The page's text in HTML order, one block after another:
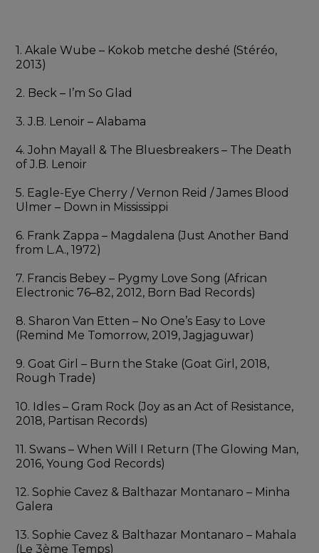
1. Akale Wube – Kokob metche deshé (Stéréo,
2013)
2. Beck – I’m So Glad
3. J.B. Lenoir – Alabama
4. John Mayall & The Bluesbreakers – The Death
of J.B. Lenoir
5. Eagle-Eye Cherry / Vernon Reid / James Blood
Ulmer – Down in Mississippi
6. Frank Zappa – Magdalena (Just Another Band
from L.A., 1972)
7. Francis Bebey – Pygmy Love Song (African
Electronic 76–82, 2012, Born Bad Records)
8. Sharon Van Etten – No One’s Easy to Love
(Remind Me Tomorrow, 2019, Jagjaguwar)
9. Goat Girl – Burn the Stake (Goat Girl, 2018,
Rough Trade)
10. Idles – Gram Rock (Joy as an Act of Resistance,
2018, Partisan Records)
11. Swans – When Will I Return (The Glowing Man,
2016, Young God Records)
12. Sophie Cavez & Balthazar Montanaro – Minha
Galera
13. Sophie Cavez & Balthazar Montanaro – Mahala
(Le 3ème Temps)